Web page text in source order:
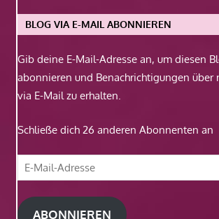
BLOG VIA E-MAIL ABONNIEREN
Gib deine E-Mail-Adresse an, um diesen
abonnieren und Benachrichtigungen über
via E-Mail zu erhalten.
Schließe dich 26 anderen Abonnenten an
E-
Mail-
Adresse
ABONNIEREN